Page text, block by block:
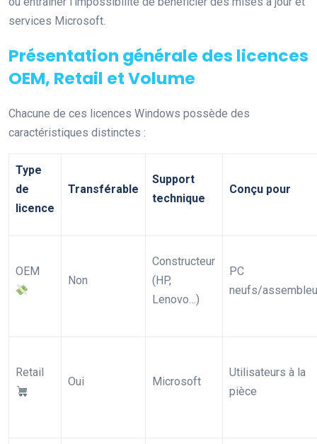
services Microsoft.
Présentation générale des licences
OEM, Retail et Volume
Chacune de ces licences Windows possède des
caractéristiques distinctes :
Type
de
licence
Transférable
Support
technique
Conçu pour
OEM
Non
Constructeur
(HP,
Lenovo…)
PC
neufs/
Retail
Oui Microsoft
Utilisateurs à la
pièce